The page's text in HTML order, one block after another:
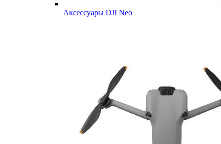
Аксессуары DJI Neo